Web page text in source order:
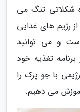
شکلاتی تنگ می
رژیم های غذایی
و می توانید
تغذیه خود
با جو پرک را
می دهیم.